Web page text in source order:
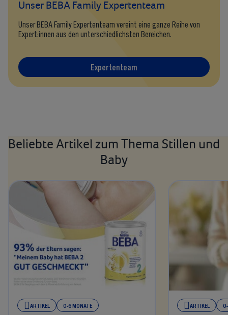
Unser BEBA Family Expertenteam
Unser BEBA Family Expertenteam vereint eine ganze Reihe von
Expert:innen aus den unterschiedlichsten Bereichen.
Expertenteam
Beliebte Artikel zum Thema Stillen und
Baby
ARTIKEL 0-6 MONATE ARTIKEL